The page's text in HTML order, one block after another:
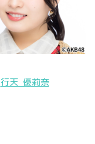
行天 優莉奈